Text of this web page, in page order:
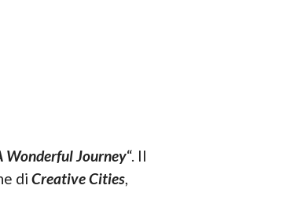
Wonderful Journey“. Il
di Creative Cities,